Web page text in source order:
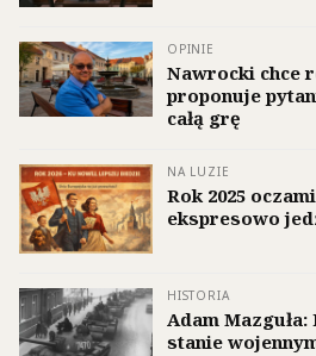
OPINIE
Nawrocki chce
proponuje
całą grę
NA LUZIE
Rok 2025
ekspresowo
HISTORIA
Adam
stanie